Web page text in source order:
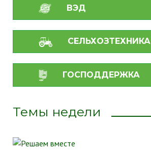
ВЭД
СЕЛЬХОЗТЕХНИКА
ГОСПОДДЕРЖКА
Темы недели